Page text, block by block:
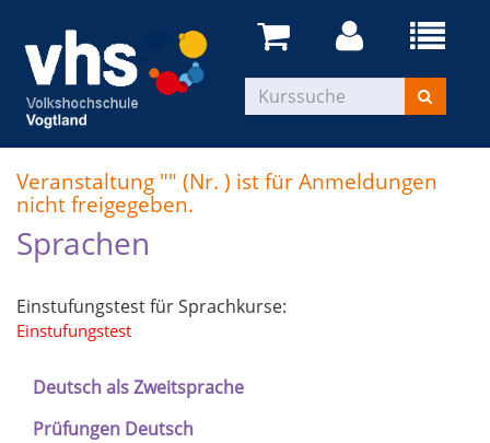
Veranstaltung "" (Nr. ) ist für Anmeldungen
nicht freigegeben.
Sprachen
Einstufungstest für Sprachkurse:
Einstufungstest
Deutsch als Zweitsprache
Prüfungen Deutsch